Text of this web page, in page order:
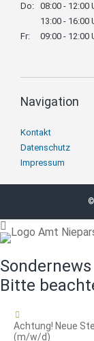
Do: 08:00 - 12:00
13:00 - 16:00
Fr:
09:00 - 12:00
Navigation
Navigation
überspringen
Kontakt
Datenschutz
Impressum
Sondernews
Bitte
Achtung! Neue
(m/w/d)